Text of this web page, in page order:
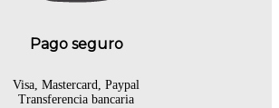
Pago seguro
Visa, Mastercard, Paypal
Transferencia bancaria